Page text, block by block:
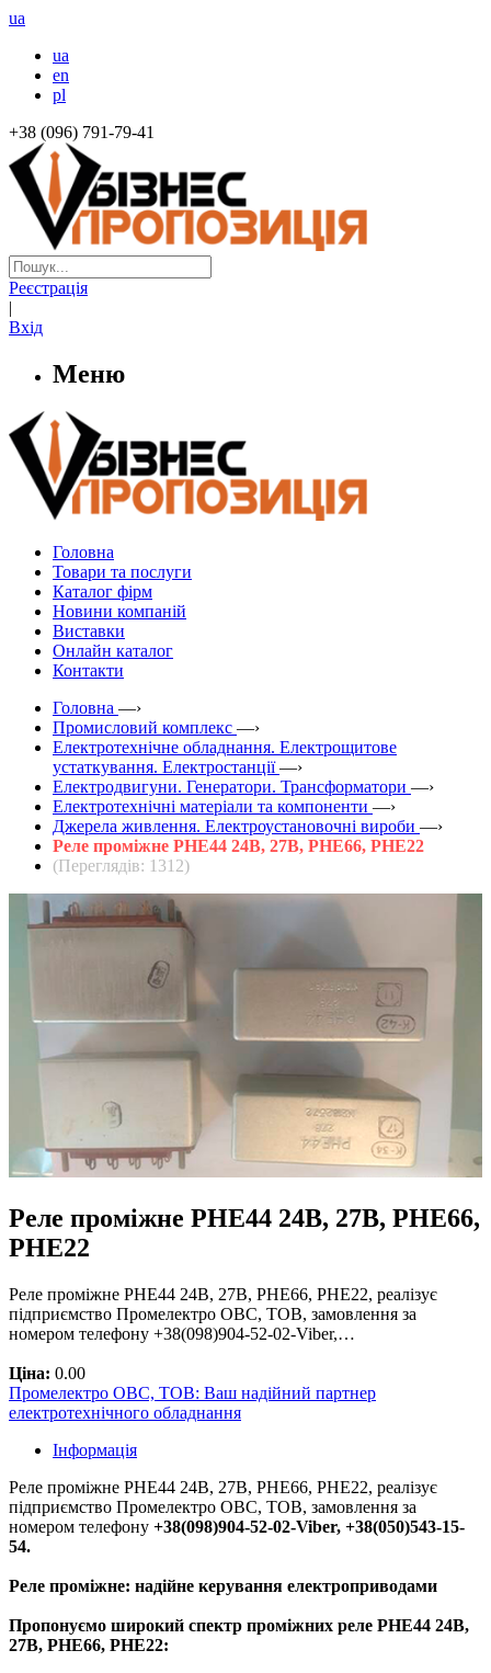
ua
ua
en
pl
+38 (096) 791-79-41
Реєстрація
|
Вхід
Меню
Головна
Товари та послуги
Каталог фірм
Новини компаній
Виставки
Онлайн каталог
Контакти
Головна —›
Промисловий комплекс —›
Електротехнічне обладнання. Електрощитове
устаткування. Електростанції —›
Електродвигуни. Генератори. Трансформатори —›
Електротехнічні матеріали та компоненти —›
Джерела живлення. Електроустановочні вироби —›
Реле проміжне РНЕ44 24В, 27В, РНЕ66, РНЕ22
(Переглядів: 1312)
Реле проміжне РНЕ44 24В, 27В, РНЕ66,
РНЕ22
Реле проміжне РНЕ44 24В, 27В, РНЕ66, РНЕ22, реалізує
підприємство Промелектро ОВС, ТОВ, замовлення за
номером телефону +38(098)904-52-02-Viber,…
Ціна: 0.00
Промелектро ОВС, ТОВ: Ваш надійний партнер
електротехнічного обладнання
Інформація
Реле проміжне РНЕ44 24В, 27В, РНЕ66, РНЕ22, реалізує
підприємство Промелектро ОВС, ТОВ, замовлення за
номером телефону +38(098)904-52-02-Viber, +38(050)543-15-
54.
Реле проміжне: надійне керування електроприводами
Пропонуємо широкий спектр проміжних реле РНЕ44 24В,
27В, РНЕ66, РНЕ22: